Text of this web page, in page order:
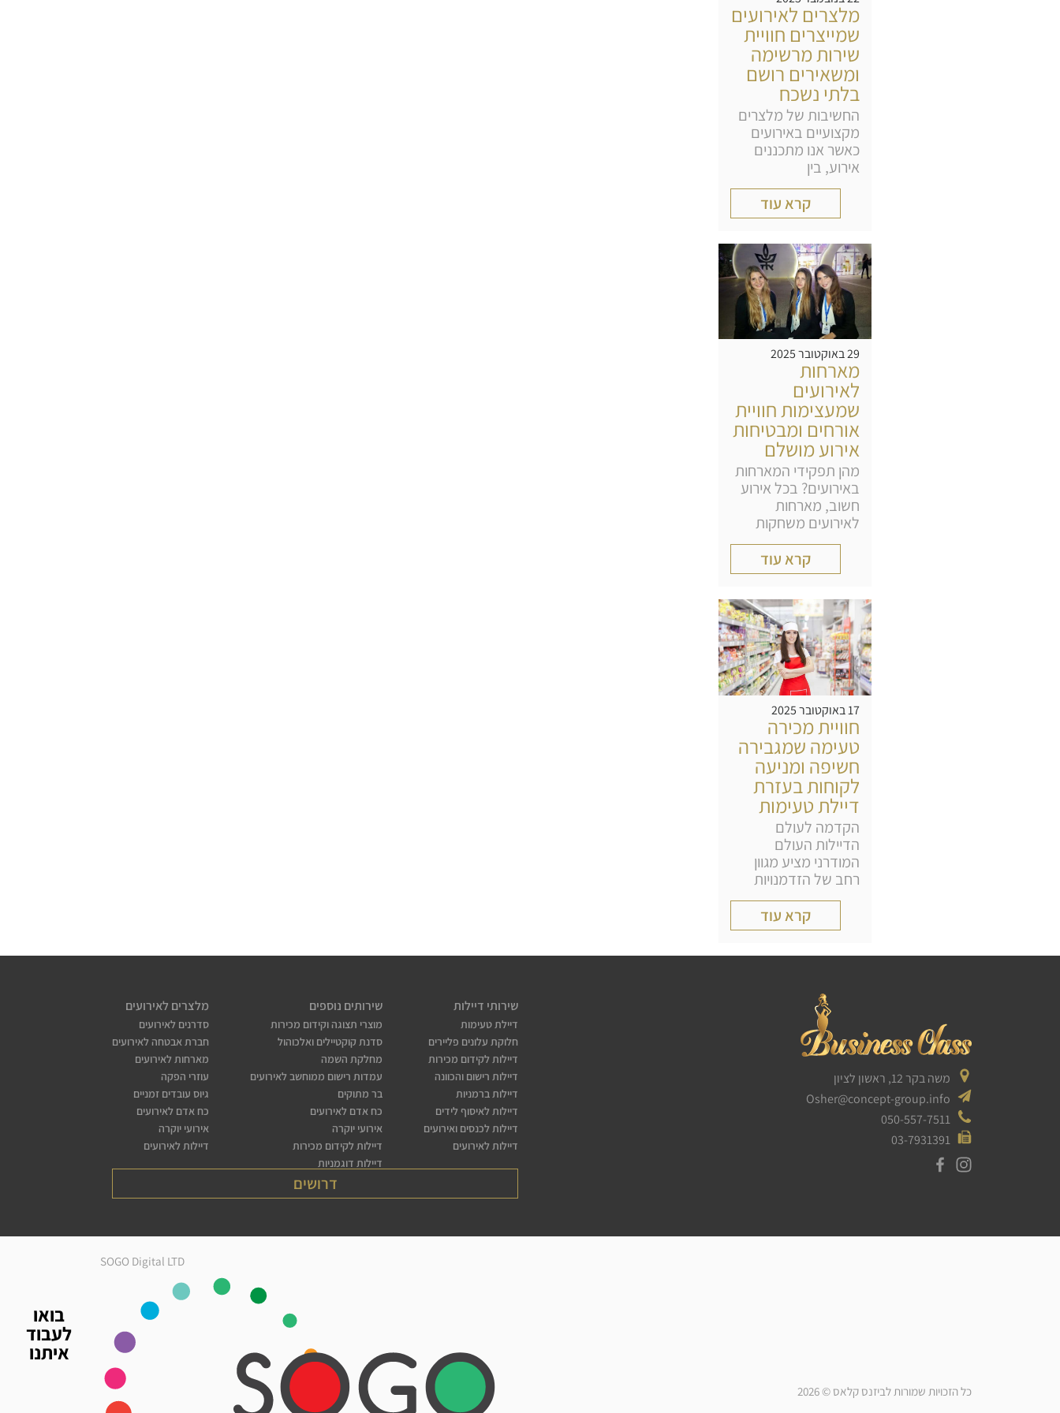
בואו
לעבוד
איתנו
מלצרים לאירועים
שמייצרים חוויית
שירות מרשימה
ומשאירים רושם
בלתי נשכח
החשיבות של מלצרים
מקצועיים באירועים
כאשר אנו מתכננים
אירוע, בין
קרא עוד
29 באוקטובר 2025
מארחות
לאירועים
שמעצימות חוויית
אורחים ומבטיחות
אירוע מושלם
מהן תפקידי המארחות
באירועים? בכל אירוע
חשוב, מארחות
לאירועים משחקות
קרא עוד
17 באוקטובר 2025
חוויית מכירה
טעימה שמגבירה
חשיפה ומניעה
לקוחות בעזרת
דיילת טעימות
הקדמה לעולם
הדיילות העולם
המודרני מציע מגוון
רחב של הזדמנויות
קרא עוד
משה בקר 12, ראשון לציון
Osher@concept-group.info
050-557-7511
03-7931391
שירותי דיילות
דיילת טעימות
חלוקת עלונים פליירים
דיילות לקידום מכירות
דיילות רישום והכוונה
דיילות ברמניות
דיילות לאיסוף לידים
דיילות לכנסים ואירועים
דיילות לאירועים
שירותים נוספים
מוצרי תצוגה וקידום מכירות
סדנת קוקטיילים ואלכוהול
מחלקת השמה
עמדות רישום ממוחשב לאירועים
בר מתוקים
כח אדם לאירועים
אירועי יוקרה
דיילות לקידום מכירות
דיילות דוגמניות
מלצרים לאירועים
סדרנים לאירועים
חברת אבטחה לאירועים
מארחות לאירועים
עוזרי הפקה
גיוס עובדים זמניים
כח אדם לאירועים
אירועי יוקרה
דיילות לאירועים
דרושים
כל הזכויות שמורות לביזנס קלאס © 2026
SOGO Digital LTD